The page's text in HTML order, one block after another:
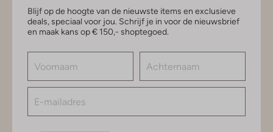
Blijf op de hoogte van de nieuwste items en exclusieve
deals, speciaal voor jou. Schrijf je in voor de nieuwsbrief
en maak kans op € 150,- shoptegoed.